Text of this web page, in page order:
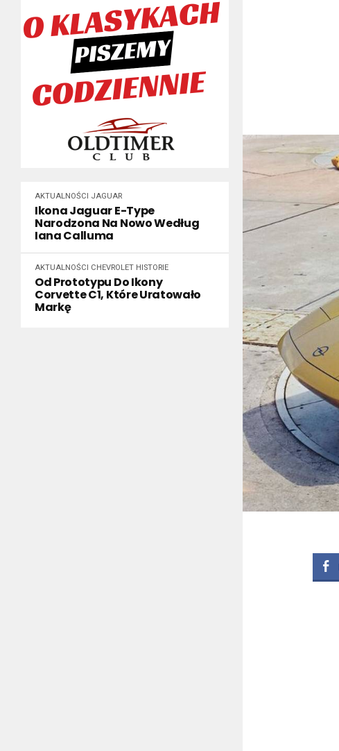
AKTUALNOŚCI JAGUAR
Ikona Jaguar E-Type
Narodzona Na Nowo Według
Iana Calluma
AKTUALNOŚCI CHEVROLET HISTORIE
Od Prototypu Do Ikony
Corvette C1, Które Uratowało
Markę